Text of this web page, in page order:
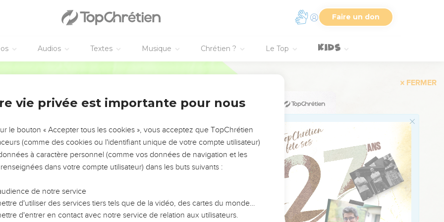
Faire un don
Audios Textes Musique Chrétien ? Le Top
de mes serviteurs travaillaient à l’ouvrage, et l’autre moitié tenait en main les
arcs et les cuirasses. Les chefs étaient derrière toute la maison de Juda.
;
chacun son épée attachée aux reins, et ils travaillaient ainsi. Celui qui sonnait du
muraille, éloignés les uns des autres.
de nous, à l’endroit d’où vous entendrez le son du cor ; notre Dieu combattra pour
l’ouvrage, la moitié d’entre nous la lance à la main depuis le lever de
des étoiles.
je dis encore au peuple : Que chacun passe la nuit dans Jérusalem avec son jeune
nos vêtements, ni moi, ni mes frères, ni mes jeunes serviteurs, ni les hommes de
n’avait que ses armes et de l’eau.
vie privée est importante pour nous
le bouton « Accepter tous les cookies », vous acceptez que TopChrétien
(comme des cookies ou l'identifiant unique de votre compte utilisateur)
à caractère personnel (comme vos données de navigation et les
dans votre compte utilisateur) dans les buts suivants :
de notre service
d'utiliser des services tiers tels que de la vidéo, des cartes du monde…
d'entrer en contact avec notre service de relation aux utilisateurs.